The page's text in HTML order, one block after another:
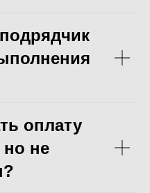
оплату
не